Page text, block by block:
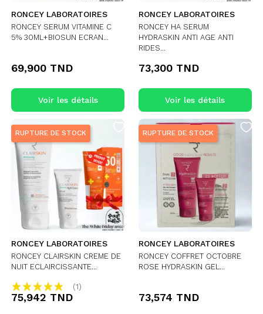
RONCEY LABORATOIRES
RONCEY SERUM VITAMINE C
5% 30ML+BIOSUN ECRAN...
69,900 TND
Voir les détails
RONCEY LABORATOIRES
RONCEY HA SERUM
HYDRASKIN ANTI AGE ANTI
RIDES...
73,300 TND
Voir les détails
RUPTURE DE STOCK
RONCEY LABORATOIRES
RONCEY CLAIRSKIN CREME DE
NUIT ECLAIRCISSANTE...
(1)
75,942 TND
RUPTURE DE STOCK
RONCEY LABORATOIRES
RONCEY COFFRET OCTOBRE
ROSE HYDRASKIN GEL...
73,574 TND